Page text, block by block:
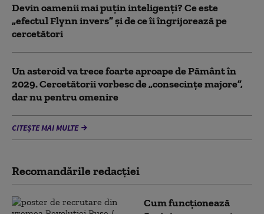
Devin oamenii mai puțin inteligenți? Ce este
„efectul Flynn invers” și de ce îi îngrijorează pe
cercetători
Un asteroid va trece foarte aproape de Pământ în
2029. Cercetătorii vorbesc de „consecințe majore”,
dar nu pentru omenire
CITEȘTE MAI MULTE
Recomandările redacţiei
Cum funcționează